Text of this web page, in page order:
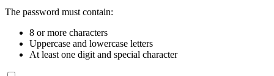
The password must contain:
8 or more characters
Uppercase and lowercase letters
At least one digit and special character